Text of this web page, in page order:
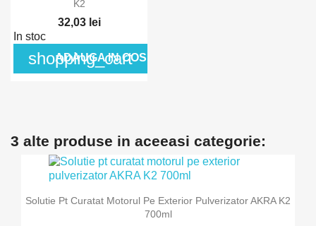
K2
32,03 lei
In stoc
shopping_cart
ADAUGA IN COS
3 alte produse in aceeasi categorie:
Solutie Pt Curatat Motorul Pe Exterior Pulverizator AKRA K2
700ml